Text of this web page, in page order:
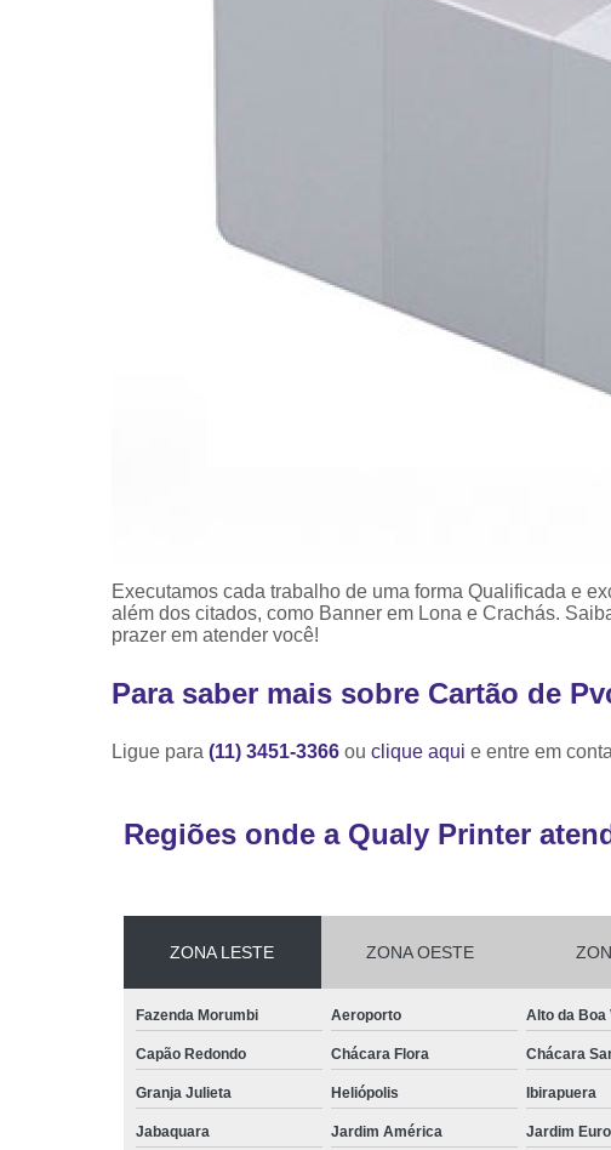
Executamos cada trabalho de uma forma Qualificada e
além dos citados, como Banner em Lona e Crachás.
prazer em atender você!
Para saber mais sobre Cartão de
Ligue para (11) 3451-3366 ou clique aqui e entre em
Regiões onde a Qualy Printer
ZONA LESTE ZONA OESTE
Fazenda Morumbi Aeroporto Alto da Boa
Capão Redondo Chácara Flora Chácara
Granja Julieta Heliópolis Ibirapuera
Jabaquara Jardim América Jardim